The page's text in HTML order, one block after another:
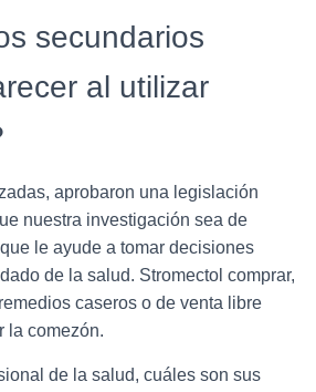
secundarios
al utilizar
aprobaron una legislación
nuestra investigación sea de
le ayude a tomar decisiones
de la salud. Stromectol comprar,
caseros o de venta libre
la comezón.
de la salud, cuáles son sus